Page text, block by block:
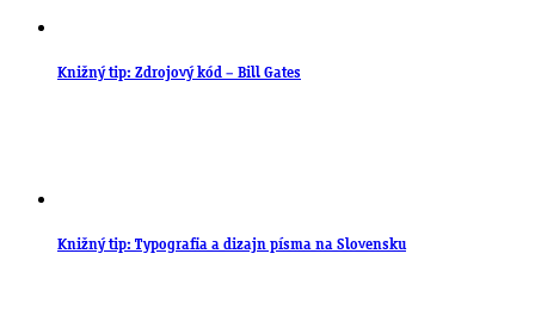
Knižný tip: Zdrojový kód – Bill Gates
Knižný tip: Typografia a dizajn písma na Slovensku